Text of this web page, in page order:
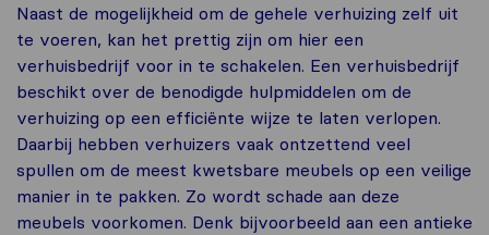
Naast de mogelijkheid om de gehele verhuizing zelf uit
te voeren, kan het prettig zijn om hier een
verhuisbedrijf voor in te schakelen. Een verhuisbedrijf
beschikt over de benodigde hulpmiddelen om de
verhuizing op een efficiënte wijze te laten verlopen.
Daarbij hebben verhuizers vaak ontzettend veel
spullen om de meest kwetsbare meubels op een veilige
manier in te pakken. Zo wordt schade aan deze
meubels voorkomen. Denk bijvoorbeeld aan een antieke